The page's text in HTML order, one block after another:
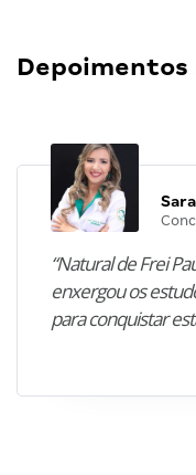
Depoimentos
“Natural de Frei
enxergou os
para conquistar